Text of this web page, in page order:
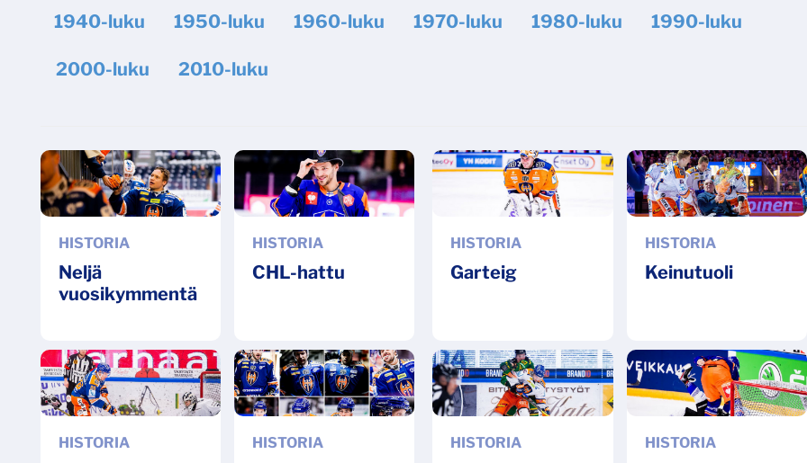
1940-luku 1950-luku 1960-luku 1970-luku 1980-luku 1990-luku
2000-luku 2010-luku
Neljä
vuosikymmentä
HISTORIA
CHL-hattu
HISTORIA
Garteig
HISTORIA
Keinutuoli
HISTORIA
HISTORIA HISTORIA HISTORIA HISTORIA